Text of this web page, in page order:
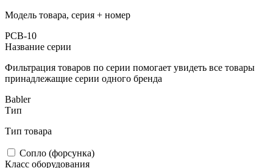
Модель товара, серия + номер
PCB-10
Название серии
Фильтрация товаров по серии помогает увидеть все товары
принадлежащие серии одного бренда
Babler
Тип
Тип товара
Сопло (форсунка)
Класс оборудования